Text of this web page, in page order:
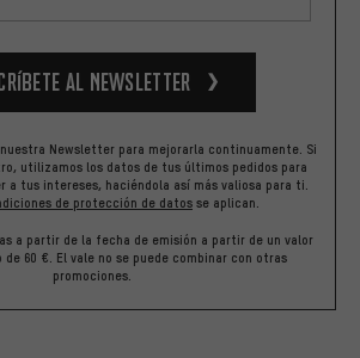
al newsletter
Newsletter para mejorarla continuamente. Si
utilizamos los datos de tus últimos pedidos para
a tus intereses, haciéndola así más valiosa para ti.
de protección de datos se aplican.
a partir de la fecha de emisión a partir de un valor
de 60 €. El vale no se puede combinar con otras
promociones.